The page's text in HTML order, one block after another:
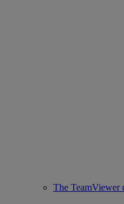
The TeamViewer